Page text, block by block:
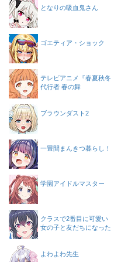
となりの吸血鬼さん
ゴエティア・ショック
テレビアニメ『春夏秋冬
代行者 春の舞
ブラウンダスト2
一畳間まんきつ暮らし！
学園アイドルマスター
クラスで2番目に可愛い
女の子と友だちになった
よわよわ先生